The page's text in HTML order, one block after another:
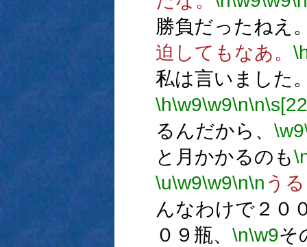
勝負だったねえ
迫してもなあ。
私は言いました
\h\w9\w9\n\n
るんだから、 \w9
と月かかるのも
\u\w9\w9\n\n う
んなわけで２０
０９瓶、 \n\w9そ